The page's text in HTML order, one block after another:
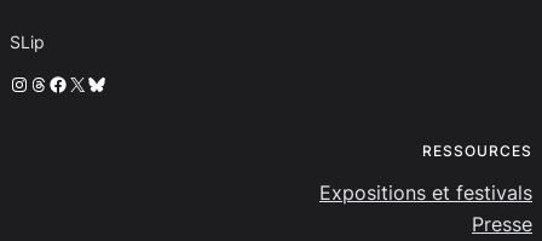
SLip
Instagram
Threads
Facebook
X Bluesky
RESSOURCES
Expositions et festivals
Presse